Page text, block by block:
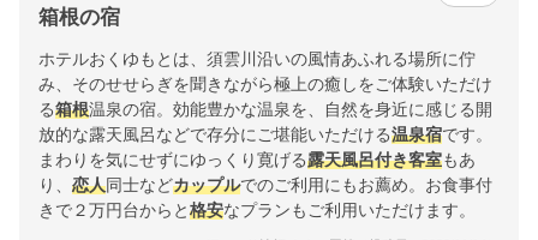
箱根の宿
ホテルおくゆもとは、須雲川沿いの風情あふれる場所に佇
み、そのせせらぎを聞きながら極上の癒しをご体験いただけ
る箱根温泉の宿。効能豊かな温泉を、自然を身近に感じる開
放的な露天風呂などで存分にご堪能いただける温泉宿です。
まわりを気にせずにゆっくり寛げる露天風呂付き客室もあ
り、 恋人同士などカップルでのご利用にもお薦め。お食事付
きで２万円台からと格安なプランもご利用いただけます。